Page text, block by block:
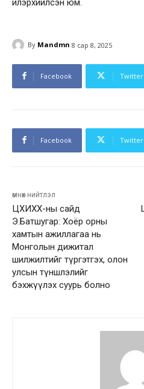
By Mandmn 8 сар 8, 2025
Facebook Twitter
Facebook Twitter
өмнөх нийтлэл
ЦХИХХ-ны сайд
Э.Батшугар: Хоёр орны
хамтын ажиллагаа нь
Монголын дижитал
шилжилтийг түргэтгэх, олон
улсын түншлэлийг
бэхжүүлэх суурь болно